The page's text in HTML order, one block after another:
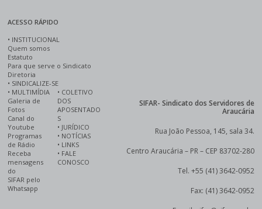
ACESSO RÁPIDO
• INSTITUCIONAL
Quem somos
Estatuto
Para que serve o Sindicato
Diretoria
• SINDICALIZE-SE
• MULTIMÍDIA
Galeria de
Fotos
Canal do
Youtube
Programas
de Rádio
Receba
mensagens
do
SIFAR pelo
Whatsapp
• COLETIVO
DOS
APOSENTADO
S
• JURÍDICO
• NOTÍCIAS
• LINKS
• FALE
CONOSCO
SIFAR- Sindicato dos Servidores de
Araucária
Rua João Pessoa, 145, sala 34.
Centro Araucária – PR – CEP 83702-280
Tel. +55 (41) 3642-0952
Fax: (41) 3642-0952